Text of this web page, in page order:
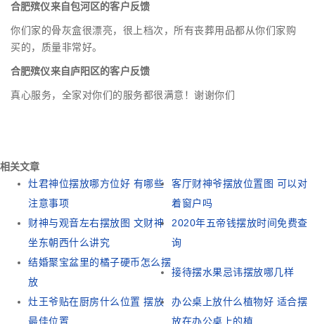
合肥殡仪来自包河区的客户反馈
你们家的骨灰盒很漂亮，很上档次，所有丧葬用品都从你们家购
买的，质量非常好。
合肥殡仪来自庐阳区的客户反馈
真心服务，全家对你们的服务都很满意！谢谢你们
相关文章
灶君神位摆放哪方位好 有哪些
注意事项
客厅财神爷摆放位置图 可以对
着窗户吗
财神与观音左右摆放图 文财神
坐东朝西什么讲究
2020年五帝钱摆放时间免费查
询
结婚聚宝盆里的橘子硬币怎么摆
放
接待摆水果忌讳摆放哪几样
灶王爷贴在厨房什么位置 摆放
最佳位置
办公桌上放什么植物好 适合摆
放在办公桌上的植